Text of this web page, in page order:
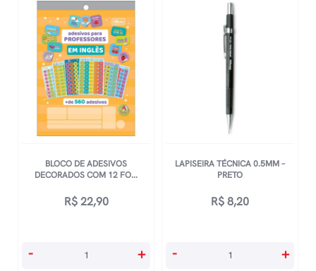
BLOCO DE ADESIVOS
DECORADOS COM 12 FO...
R$22,90
Bloco
- +
LAPISEIRA TÉCNICA 0.5MM –
PRETO
R$8,20
Lapiseira
- +